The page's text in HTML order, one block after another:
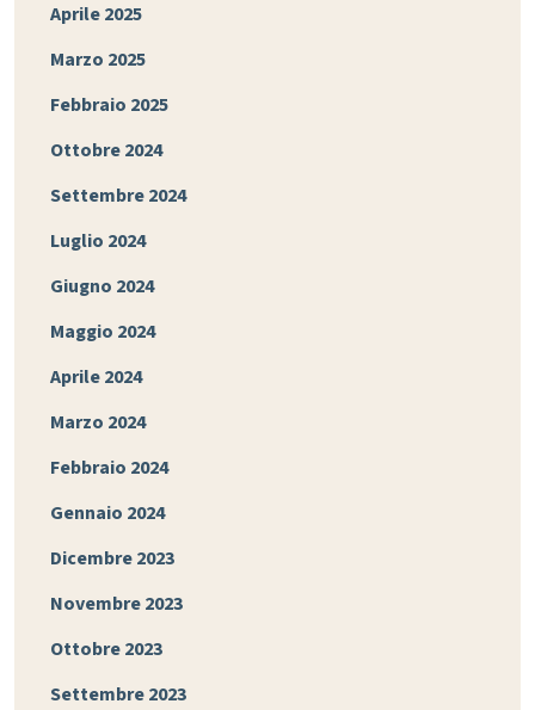
Aprile 2025
Marzo 2025
Febbraio 2025
Ottobre 2024
Settembre 2024
Luglio 2024
Giugno 2024
Maggio 2024
Aprile 2024
Marzo 2024
Febbraio 2024
Gennaio 2024
Dicembre 2023
Novembre 2023
Ottobre 2023
Settembre 2023